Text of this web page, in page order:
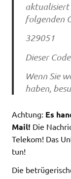
aktualisiert
folgenden
329051
Dieser
Wenn Sie
haben,
Achtung: Es
Mail! Die
Telekom! Das
tun!
Die